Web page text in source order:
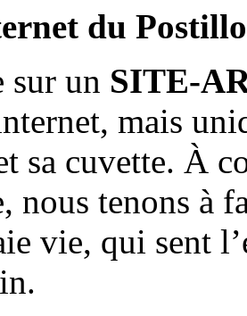
du
sur un SITE-
mais
sa cuvette. À
nous tenons à
vie, qui sent